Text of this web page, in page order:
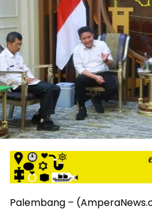
harga
iklan
yang
relatif
lebih
murah
dari
Koran
maupun
media
siber
lainnya,
desain
dan
Palembang –